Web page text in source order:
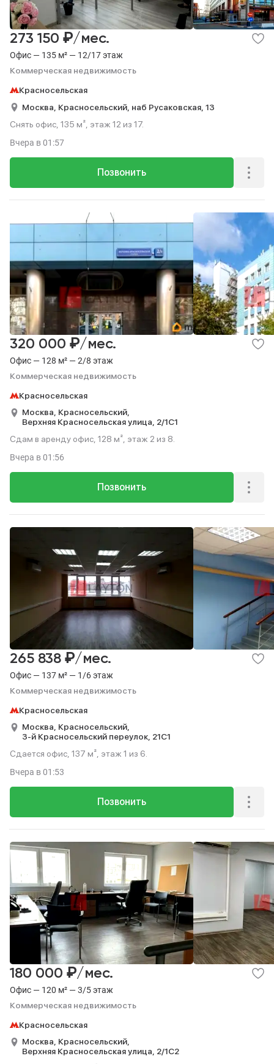
Офис — 135 м² — 12/17 этаж
Коммерческая недвижимость
273 150 ₽/мес.
Красносельская
Москва, Красносельский, наб Русаковская, 13
Снять офис, 135 м², этаж 12 из 17.
Позвонить
Вчера в 01:57
Офис — 128 м² — 2/8 этаж
Коммерческая недвижимость
320 000 ₽/мес.
Красносельская
Москва, Красносельский,
Верхняя Красносельская улица, 2/1С1
Сдам в аренду офис, 128 м², этаж 2 из 8.
Позвонить
Вчера в 01:56
Офис — 137 м² — 1/6 этаж
Коммерческая недвижимость
265 838 ₽/мес.
Красносельская
Москва, Красносельский,
3-й Красносельский переулок, 21С1
Сдается офис, 137 м², этаж 1 из 6.
Позвонить
Вчера в 01:53
Офис — 120 м² — 3/5 этаж
Коммерческая недвижимость
180 000 ₽/мес.
Красносельская
Москва, Красносельский,
Верхняя Красносельская улица, 2/1С2